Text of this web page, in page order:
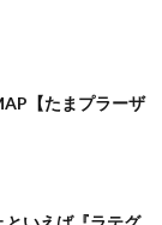
【たまプラーザ